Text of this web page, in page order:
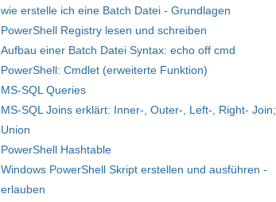
wie erstelle ich eine Batch Datei - Grundlagen
PowerShell Registry lesen und schreiben
Aufbau einer Batch Datei Syntax: echo off cmd
PowerShell: Cmdlet (erweiterte Funktion)
MS-SQL Queries
MS-SQL Joins erklärt: Inner-, Outer-, Left-, Right- Join;
Union
PowerShell Hashtable
Windows PowerShell Skript erstellen und ausführen -
erlauben